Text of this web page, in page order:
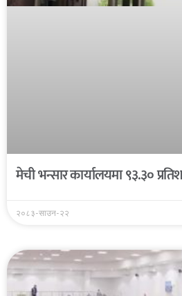
मेची भन्सार कार्यालयमा ९३.३०
२०८३-साउन-२२